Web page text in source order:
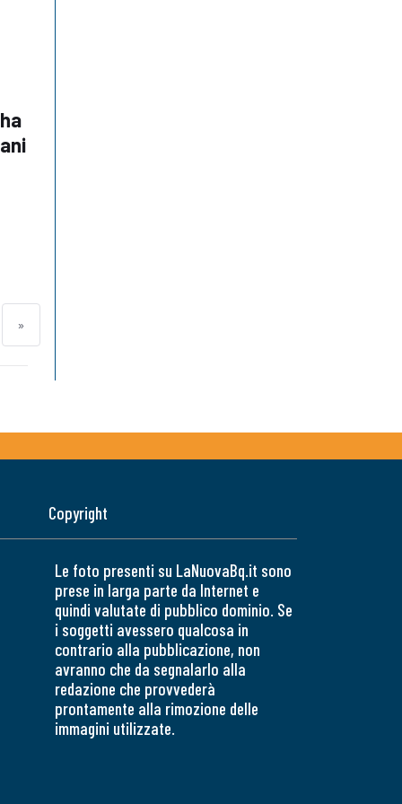
»
Copyright
Le foto presenti su LaNuovaBq.it sono
prese in larga parte da Internet e
quindi valutate di pubblico dominio. Se
i soggetti avessero qualcosa in
contrario alla pubblicazione, non
avranno che da segnalarlo alla
redazione che provvederà
prontamente alla rimozione delle
immagini utilizzate.